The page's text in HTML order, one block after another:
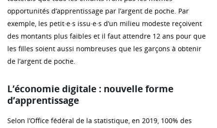
opportunités d’apprentissage par l’argent de poche. Par
exemple, les petit·e·s issu·e·s d’un milieu modeste reçoivent
des montants plus faibles et il faut attendre 12 ans pour que
les filles soient aussi nombreuses que les garçons à obtenir
de l’argent de poche.
L’économie digitale : nouvelle forme
d’apprentissage
Selon l’Office fédéral de la statistique, en 2019, 100% des